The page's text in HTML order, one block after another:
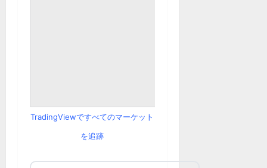
TradingViewですべてのマーケット
を追跡